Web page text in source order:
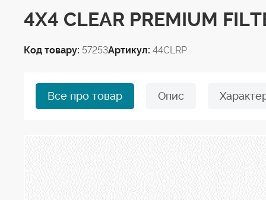
4X4 CLEAR PREMIUM
Код товару: 57253Артикул: 44CLRP
Все про товар Опис